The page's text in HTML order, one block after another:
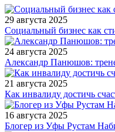
29 августа 2025
Социальный бизнес как
24 августа 2025
Александр Панюшов:
21 августа 2025
Как инвалиду достичь
16 августа 2025
Блогер из Уфы Рустам